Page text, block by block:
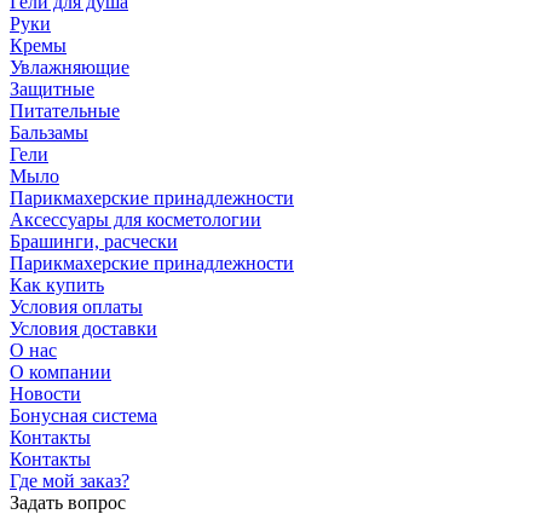
Руки
Кремы
Увлажняющие
Защитные
Питательные
Бальзамы
Гели
Мыло
Парикмахерские принадлежности
Аксессуары для косметологии
Брашинги, расчески
Парикмахерские принадлежности
Как купить
Условия оплаты
Условия доставки
О нас
О компании
Новости
Бонусная система
Контакты
Контакты
Где мой заказ?
Задать вопрос